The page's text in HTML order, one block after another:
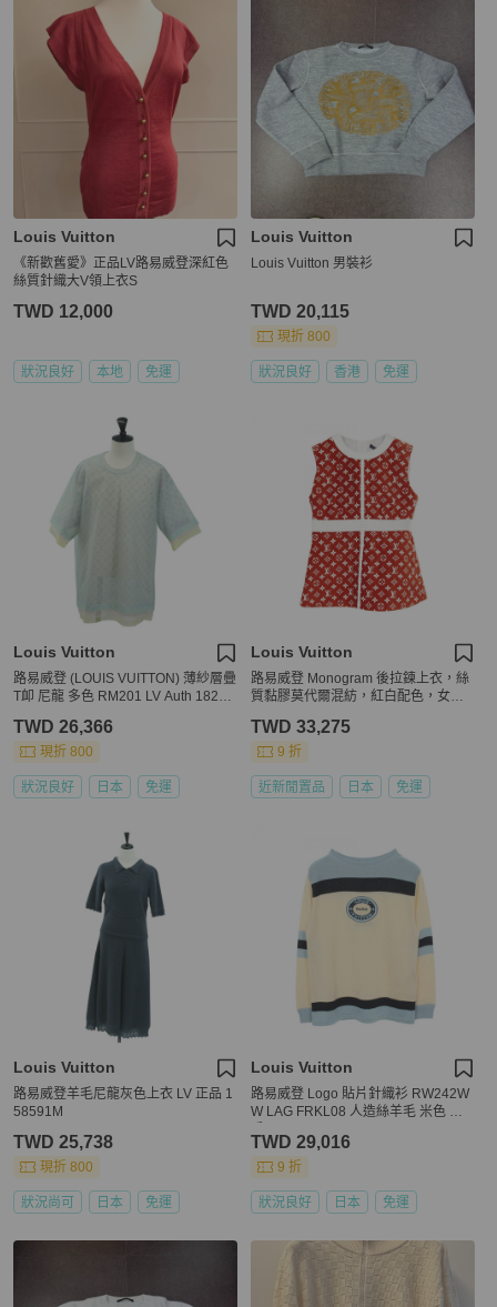
Louis Vuitton
《新歡舊愛》正品LV路易威登深紅色
絲質針織大V領上衣S
TWD 12,000
狀況良好 本地 免運
Louis Vuitton
Louis Vuitton 男裝衫
TWD 20,115
現折 800
狀況良好 香港 免運
Louis Vuitton
路易威登 (LOUIS VUITTON) 薄紗層疊
T卹 尼龍 多色 RM201 LV Auth 18269
TWD 26,366
現折 800
狀況良好 日本 免運
Louis Vuitton
路易威登 Monogram 後拉鍊上衣，絲
質黏膠莫代爾混紡，紅白配色，女款
TWD 33,275
9 折
近新閒置品 日本 免運
Louis Vuitton
路易威登羊毛尼龍灰色上衣 LV 正品 1
58591M
TWD 25,738
現折 800
狀況尚可 日本 免運
Louis Vuitton
路易威登 Logo 貼片針織衫 RW242W
W LAG FRKL08 人造絲羊毛 米色 二
TWD 29,016
9 折
狀況良好 日本 免運